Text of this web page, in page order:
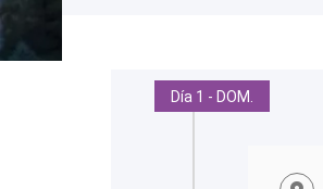
Día 1 - DOM.